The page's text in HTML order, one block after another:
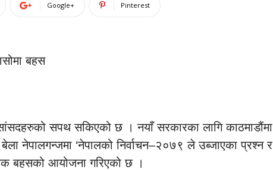
Google+ Pinterest
बहस
सपथ सकिएको छ । नयाँ सरकारका लागि काठमाडौंमा
नेपालगन्जमा ‘नेपालको निर्वाचन–२०७९ ले उब्जाएका प्रश्न र
बहसको आयोजना गरिएको छ ।